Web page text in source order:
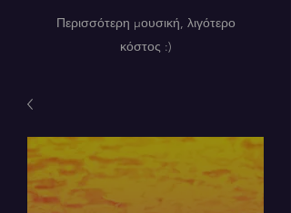
Περισσότερη μουσική, λιγότερο
κόστος :)